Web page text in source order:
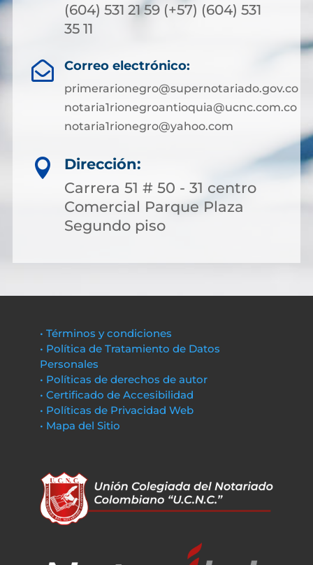
(604) 531 21 59 (+57) (604) 531
35 11
 Correo electrónico:
primerarionegro@supernotariado.gov.co
notaria1rionegroantioquia@ucnc.com.co
notaria1rionegro@yahoo.com

Dirección:
Carrera 51 # 50 - 31 centro
Comercial Parque Plaza
Segundo piso
• Términos y condiciones
• Política de Tratamiento de Datos
Personales
• Políticas de derechos de autor
• Certificado de Accesibilidad
• Políticas de Privacidad Web
• Mapa del Sitio